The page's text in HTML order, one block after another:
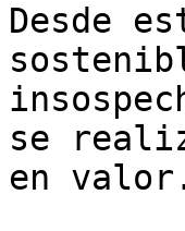
Desde
se
en